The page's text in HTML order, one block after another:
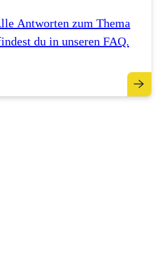
Antworten zum Thema
du in unseren FAQ.